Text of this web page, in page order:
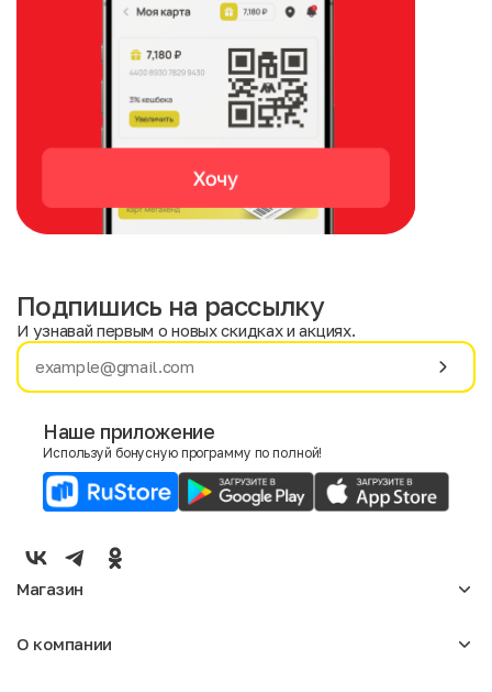
Имя
E-mail
Мужской
Подпишись на рассылку
И узнавай первым о новых скидках и акциях.
Наше приложение
Используй бонусную программу по полной!
Магазин
Мужское
О компании